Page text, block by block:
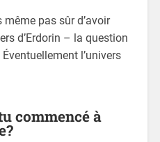
pas sûr d’avoir
d’Erdorin – la question
l’univers
commencé à